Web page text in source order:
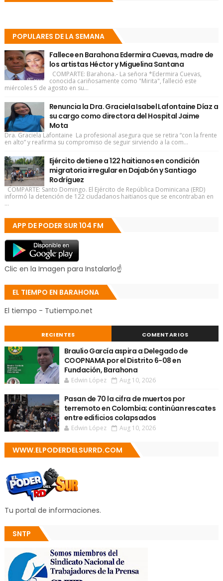
POPULARES DE LA SEMANA
Fallece en Barahona Edermira Cuevas, madre de
los artistas Héctor y Miguelina Santana
COMPARTE: Barahona.- La señora *Edermira Cuevas,
conocida cariñosamente como "Mirita", falleció este
miércoles 5 de agosto en su...
Renuncia la Dra. Graciela Isabel Lafontaine Díaz a
su cargo como directora del Hospital Jaime
Mota
Dra. Graciela Lafontaine La profesional asegura que se retira “con la frente
en alto” y reafirma su compromiso de seguir sirviendo a la com...
Ejército detiene a 122 haitianos en condición
migratoria irregular en Dajabón y Santiago
Rodríguez
COMPARTE: Santo Domingo. El Ejército de República Dominicana (ERD)
informó la detención de 122 ciudadanos haitianos que se encontraban en
...
APP DE PODER SUR 104 FM
Clic en la Imagen para Instalarlo☝
EL TIEMPO EN BARAHONA
El tiempo - Tutiempo.net
RECIENTES COMENTARIOS
Braulio García aspira a Delegado de
COOPNAMA por el Distrito 6-08 en
Fundación, Barahona
Edwin López Aug 10, 2026
Pasan de 70 la cifra de muertos por
terremoto en Colombia; continúan rescates
entre edificios colapsados
Edwin López Aug 10, 2026
WWW.ELPODERDELSURRD.COM
Tu portal de informaciones.
SNTP